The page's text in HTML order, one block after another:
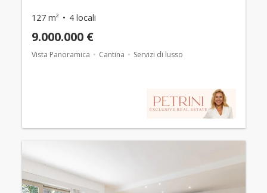
127 m² 4 locali
9.000.000 €
Vista Panoramica Cantina Servizi di lusso